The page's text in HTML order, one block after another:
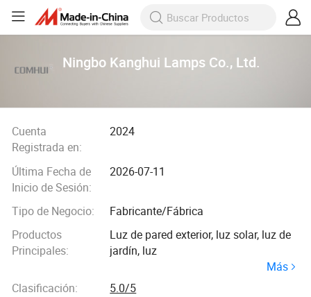
Ningbo Kanghui Lamps Co., Ltd.
Cuenta
Registrada en:
2024
Última Fecha de
Inicio de Sesión:
2026-07-11
Tipo de Negocio:
Fabricante/Fábrica
Productos
Principales:
Luz de pared exterior, luz solar, luz de
jardín, luz
Más
Clasificación:
5.0/5